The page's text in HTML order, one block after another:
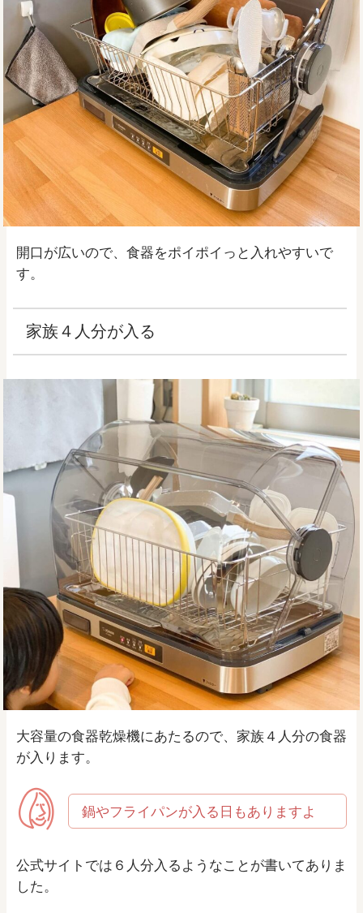
開口が広いので、食器をポイポイっと入れやすいで
す。
家族４人分が入る
大容量の食器乾燥機にあたるので、家族４人分の食器
が入ります。
鍋やフライパンが入る日もありますよ
公式サイトでは６人分入るようなことが書いてありま
した。